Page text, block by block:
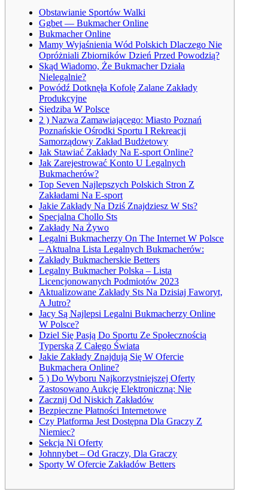
Obstawianie Sportów Walki
Ggbet — Bukmacher Online
Bukmacher Online
Mamy Wyjaśnienia Wód Polskich Dlaczego Nie
Opróżniali Zbiorników Dzień Przed Powodzią?
Skąd Wiadomo, Że Bukmacher Działa
Nielegalnie?
Powódź Dotknęła Kofolę Zalane Zakłady
Produkcyjne
Siedziba W Polsce
2 ) Nazwa Zamawiającego: Miasto Poznań
Poznańskie Ośrodki Sportu I Rekreacji
Samorządowy Zakład Budżetowy
Jak Stawiać Zakłady Na E-sport Online?
Jak Zarejestrować Konto U Legalnych
Bukmacherów?
Top Seven Najlepszych Polskich Stron Z
Zakładami Na E-sport
Jakie Zakłady Na Dziś Znajdziesz W Sts?
Specjalna Chollo Sts
Zakłady Na Żywo
Legalni Bukmacherzy On The Internet W Polsce
– Aktualna Lista Legalnych Bukmacherów:
Zakłady Bukmacherskie Betters
Legalny Bukmacher Polska – Lista
Licencjonowanych Podmiotów 2023
Aktualizowane Zakłady Sts Na Dzisiaj Faworyt,
A Jutro?
Jacy Są Najlepsi Legalni Bukmacherzy Online
W Polsce?
Dziel Się Pasją Do Sportu Ze Społecznością
Typerską Z Całego Świata
Jakie Zakłady Znajdują Się W Ofercie
Bukmachera Online?
5 ) Do Wyboru Najkorzystniejszej Oferty
Zastosowano Aukcję Elektroniczną: Nie
Zacznij Od Niskich Zakładów
Bezpieczne Płatności Internetowe
Czy Platforma Jest Dostępna Dla Graczy Z
Niemiec?
Sekcja Ni Oferty
Johnnybet – Od Graczy, Dla Graczy
Sporty W Ofercie Zakładów Betters